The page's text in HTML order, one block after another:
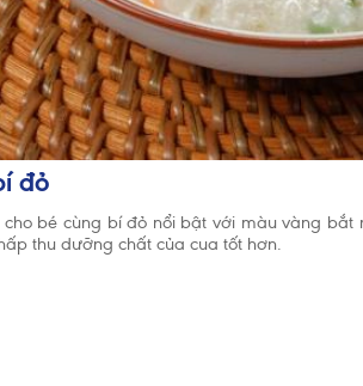
đỏ
bé cùng bí đỏ nổi bật với màu vàng
thu dưỡng chất của cua tốt hơn.